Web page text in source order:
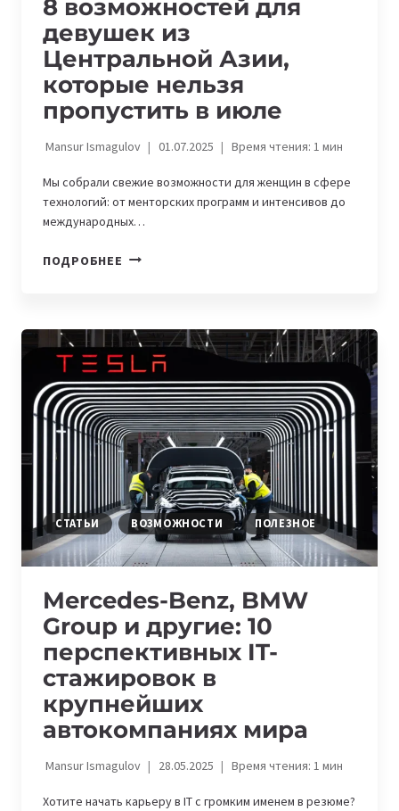
8 возможностей для
девушек из
Центральной Азии,
которые нельзя
пропустить в июле
Mansur Ismagulov 01.07.2025 Время чтения: 1мин
Мы собрали свежие возможности для женщин в сфере
технологий: от менторских программ и интенсивов до
международных…
ПОДРОБНЕЕ 8
ИЗ
ЦЕНТРАЛЬНОЙ
АЗИИ,
КОТОРЫЕ
НЕЛЬЗЯ
ПРОПУСТИТЬ
В
ИЮЛЕ
СТАТЬИ ВОЗМОЖНОСТИ ПОЛЕЗНОЕ
Mercedes-Benz, BMW
Group и другие: 10
перспективных IT-
стажировок в
крупнейших
автокомпаниях мира
Mansur Ismagulov 28.05.2025 Время чтения: 1мин
Хотите начать карьеру в IT с громким именем в резюме?